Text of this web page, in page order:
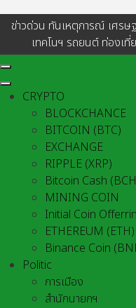
ข่าวด่วน ทันเหตุการณ์ เศร
เทคโนฯ รถยนต์ ท่องเที่
CRYPTO
BLOCKCHANCE
BITCOIN (BTC)
EXCHANGE
RIPPLE (XRP)
Bitcoin Cash
MINING COIN
Initial Coin
ETHEREUM (ETH)
Binance Coin
Politic
การเมือง
สำนักนายกฯ